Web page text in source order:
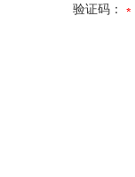
验证码：